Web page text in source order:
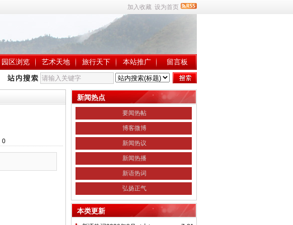
加入收藏 设为首页
园区浏览 艺术天地 旅行天下 本站推广 留言板
0
新闻热点
要闻热帖
博客微博
新闻热议
新闻热播
新语热词
弘扬正气
本类更新